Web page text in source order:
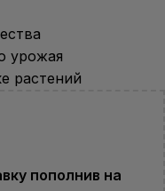
урожая
растений
пополнив на